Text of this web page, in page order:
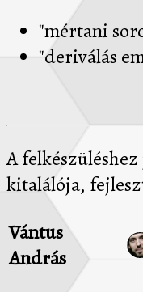
"mértani
"deriválás
A
kitalálója,
Vántus
András